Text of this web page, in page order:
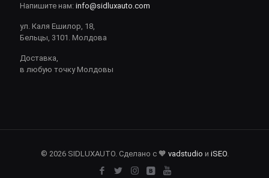
Напишите нам: info@sidluxauto.com
ул. Каля Ешилор, 18,
Бельцы, 3101. Молдова
Доставка,
в любую точку Молдовы
© 2026 SIDLUXAUTO. Сделано с 🧡 vadstudio и iSEO.